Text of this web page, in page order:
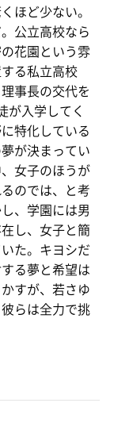
ほど少ない。
公立高校なら
花園という雰
る私立高校
事長の交代を
が入学してく
特化している
が決まってい
女子のほうが
のでは、と考
、学園には男
し、女子と簡
た。キヨシだ
る夢と希望は
すが、若さゆ
らは全力で挑